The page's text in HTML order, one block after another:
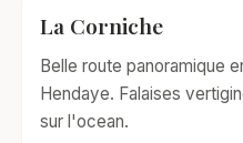
La Corniche
Belle route panoramique
Hendaye. Falaises
sur l'ocean.